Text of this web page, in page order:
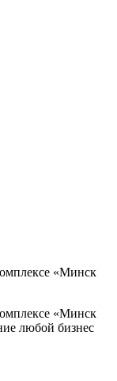
«Минск
«Минск
любой бизнес